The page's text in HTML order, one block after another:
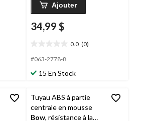
Ajouter
34,99 $
0.0 (0)
étoile(s)
5.
#063-2778-8
15 En Stock
Tuyau ABS à partie
centrale en mousse
Bow, résistance à la